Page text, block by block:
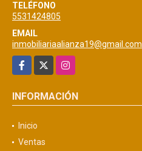
TELÉFONO
5531424805
EMAIL
inmobiliariaalianza19@gmail.com
Facebook
Instagram
INFORMACIÓN
Inicio
Ventas